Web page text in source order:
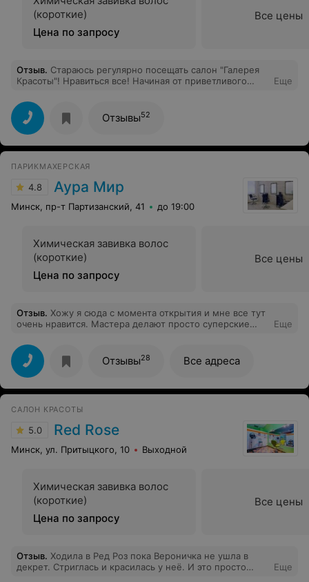
(короткие)
Цена по запросу
Все цены
Отзыв. Стараюсь регулярно посещать салон "Галерея
Красоты"! Нравиться все! Начиная от приветливого
работают! В этот раз мне подарили сертификат на
процедуру "Испанский массаж лица". Делала
косметолог Людмила! Все безумно понравилось!
Людмила не только профессионал, но и позитивный
человек, который во время процедуры все
1,5 часа полного релакса! Людмила - профессионал
своего дела!
Еще
Отзывы52
ПАРИКМАХЕРСКАЯ
4.8 Аура Мир
Минск, пр-т Партизанский, 41 до 19:00
Химическая завивка волос
(короткие)
Цена по запросу
Все цены
Отзыв. Хожу я сюда с момента открытия и мне все тут
очень нравится. Мастера делают просто суперские
внимательная, всегда улыбается. Очень рекомендую
этот салон всем, кто ищет качественные услуги!
Еще
Отзывы28 Все адреса
САЛОН КРАСОТЫ
5.0 Red Rose
Минск, ул. Притыцкого, 10 Выходной
Химическая завивка волос
(короткие)
Цена по запросу
Все цены
Отзыв. Ходила в Ред Роз пока Вероничка не ушла в
декрет. Стриглась и красилась у неё. И это просто
Еще